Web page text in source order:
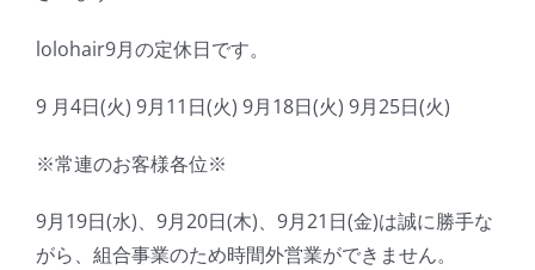
lolohair9月の定休日です。
9 月4日(火) 9月11日(火) 9月18日(火) 9月25日(火)
※常連のお客様各位※
9月19日(水)、9月20日(木)、9月21日(金)は誠に勝手な
がら、組合事業のため時間外営業ができません。